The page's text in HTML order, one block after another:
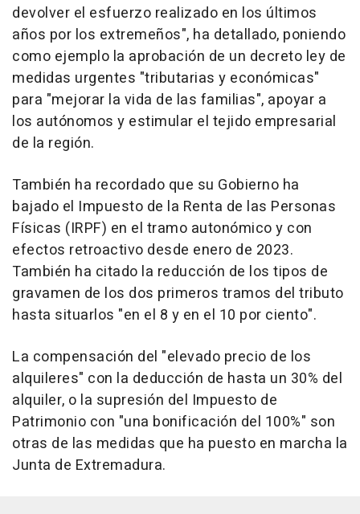
devolver el esfuerzo realizado en los últimos
años por los extremeños", ha detallado, poniendo
como ejemplo la aprobación de un decreto ley de
medidas urgentes "tributarias y económicas"
para "mejorar la vida de las familias", apoyar a
los autónomos y estimular el tejido empresarial
de la región.
También ha recordado que su Gobierno ha
bajado el Impuesto de la Renta de las Personas
Físicas (IRPF) en el tramo autonómico y con
efectos retroactivo desde enero de 2023.
También ha citado la reducción de los tipos de
gravamen de los dos primeros tramos del tributo
hasta situarlos "en el 8 y en el 10 por ciento".
La compensación del "elevado precio de los
alquileres" con la deducción de hasta un 30% del
alquiler, o la supresión del Impuesto de
Patrimonio con "una bonificación del 100%" son
otras de las medidas que ha puesto en marcha la
Junta de Extremadura.